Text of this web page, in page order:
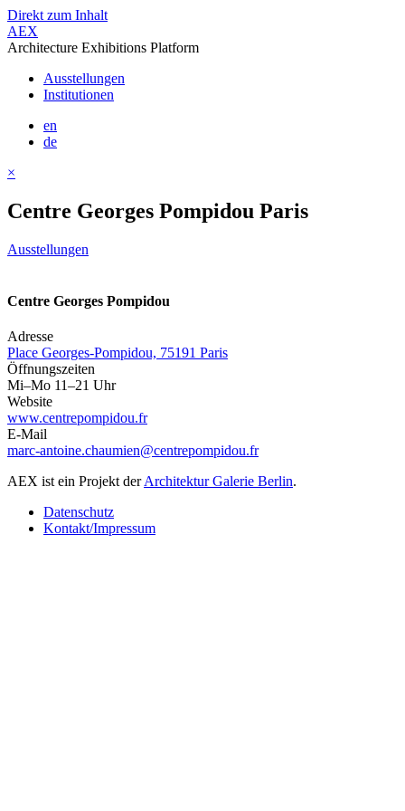
Direkt zum Inhalt
AEX
Architecture Exhibitions Platform
Ausstellungen
Institutionen
en
de
×
Centre Georges Pompidou Paris
Ausstellungen
Centre Georges Pompidou
Adresse
Place Georges-Pompidou, 75191 Paris
Öffnungszeiten
Mi–Mo 11–21 Uhr
Website
www.centrepompidou.fr
E-Mail
marc-antoine.chaumien@centrepompidou.fr
AEX ist ein Projekt derArchitektur Galerie Berlin.
Datenschutz
Kontakt/Impressum